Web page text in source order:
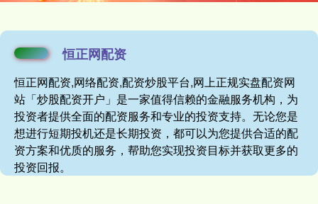
恒正网配资
恒正网配资,网络配资,配资炒股平台,网上正规实盘配资网
站「炒股配资开户」是一家值得信赖的金融服务机构，为
投资者提供全面的配资服务和专业的投资支持。无论您是
想进行短期投机还是长期投资，都可以为您提供合适的配
资方案和优质的服务，帮助您实现投资目标并获取更多的
投资回报。